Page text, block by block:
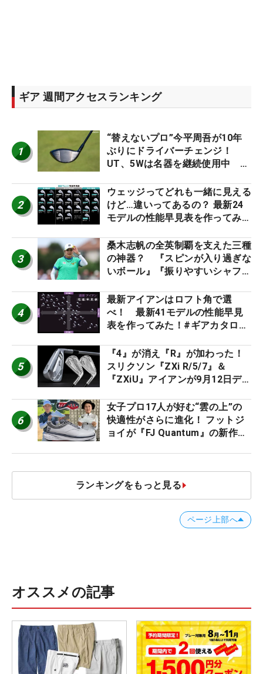
ギア 週間アクセスランキング
1
“替えないプロ”今平周吾が10年
ぶりにドライバーチェンジ！
UT、5Wは名器を継続使用中 #
2
ウェッジってどれも一緒に見える
けど…違いってあるの？ 最新24
モデルの性能早見表を作ってみ
3
桑木志帆の全英制覇を支えた三種
の神器？ 『スピンが入り過ぎな
いボール』『振りやすいシャフ
ー』 #女子プロセッティング
4
最新アイアンはロフト角で選
べ！ 最新41モデルの性能早見
表を作ってみた！#ギアカタログ
5
『4』が消え『R』が加わった！
スリクソン『ZXi R/5/7』＆
『ZXiU』アイアンが9月12日デ
6
女子プロ17人が好む“雲の上”の
快適性がさらに進化！ フットジ
ョイが『FJ Quantum』の新作を
ランキングをもっと見る
ページ上部へ
オススメの記事